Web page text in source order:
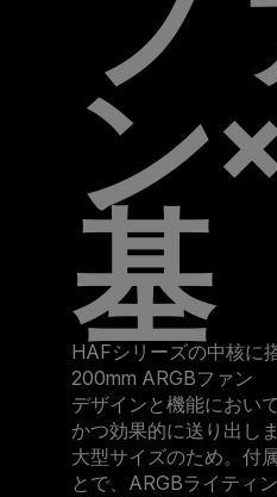
ン
基
HAFシリーズの中核に
200mm ARGBファン
デザインと機能におい
かつ効果的に送り出し
大型サイズのため。付
とで、ARGBライティ